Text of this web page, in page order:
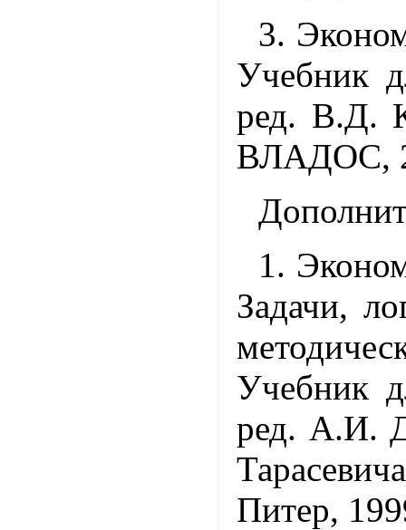
3.
Учебник
ред. В.Д.
ВЛАДОС,
1.
Задачи,
Учебник
ред. А.И.
Питер,